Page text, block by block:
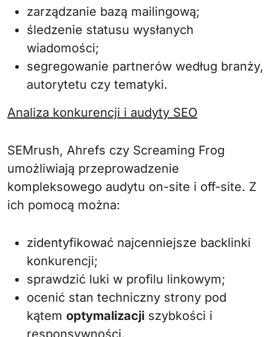
zarządzanie bazą mailingową;
śledzenie statusu wysłanych
wiadomości;
segregowanie partnerów według branży,
autorytetu czy tematyki.
Analiza konkurencji i audyty SEO
SEMrush, Ahrefs czy Screaming Frog
umożliwiają przeprowadzenie
kompleksowego audytu on-site i off-site. Z
ich pomocą można:
zidentyfikować najcenniejsze backlinki
konkurencji;
sprawdzić luki w profilu linkowym;
ocenić stan techniczny strony pod
kątem optymalizacji szybkości i
responsywności.